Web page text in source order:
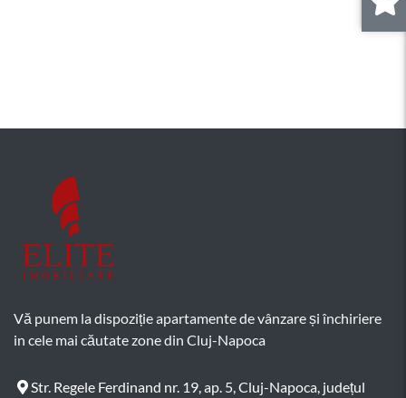
Vă punem la dispoziție apartamente de vânzare și închiriere
in cele mai căutate zone din Cluj-Napoca
Str. Regele Ferdinand nr. 19, ap. 5, Cluj-Napoca, județul